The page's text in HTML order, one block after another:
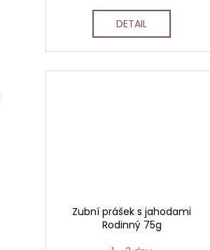
DETAIL
Zubní prášek s jahodami
Rodinný 75g